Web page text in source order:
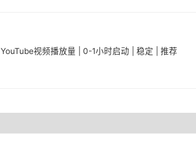
YouTube视频播放量 | 0-1小时启动 | 稳定 | 推荐